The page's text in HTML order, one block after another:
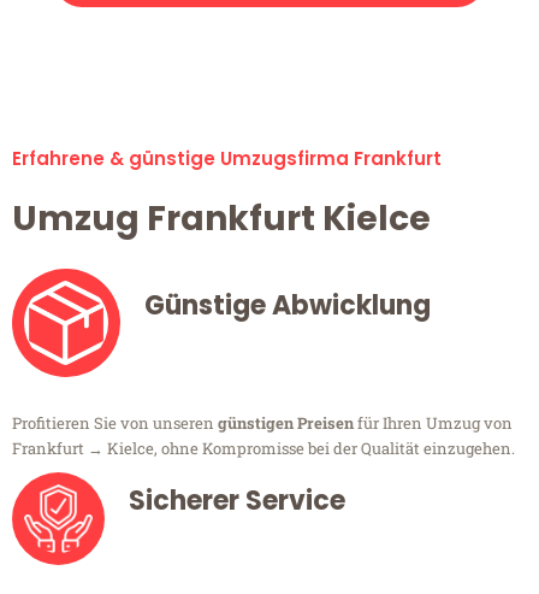
Erfahrene & günstige Umzugsfirma Frankfurt
Umzug Frankfurt Kielce
Günstige Abwicklung
Profitieren Sie von unseren günstigen Preisenfür Ihren Umzug von
Frankfurt → Kielce, ohne Kompromisse bei der Qualität einzugehen.
Sicherer Service